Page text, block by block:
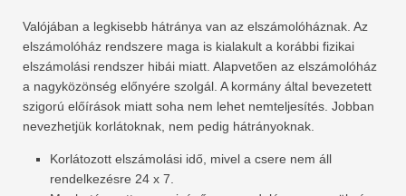
Valójában a legkisebb hátránya van az elszámolóháznak. Az
elszámolóház rendszere maga is kialakult a korábbi fizikai
elszámolási rendszer hibái miatt. Alapvetően az elszámolóház
a nagyközönség előnyére szolgál. A kormány által bevezetett
szigorú előírások miatt soha nem lehet nemteljesítés. Jobban
nevezhetjük korlátoknak, nem pedig hátrányoknak.
Korlátozott elszámolási idő, mivel a csere nem áll
rendelkezésre 24 x 7.